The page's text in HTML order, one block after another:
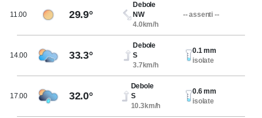
11.00 29.9°
Debole
NW
4.0km/h
-- assenti --
14.00 33.3°
Debole
S
3.7km/h
0.1 mm
isolate
17.00 32.0°
Debole
S
10.3km/h
0.6 mm
isolate